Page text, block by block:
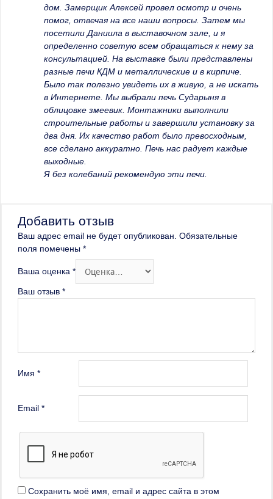
дом. Замерщик Алексей провел осмотр и очень
помог, отвечая на все наши вопросы. Затем мы
посетили Даниила в выставочном зале, и я
определенно советую всем обращаться к нему за
консультацией. На выставке были представлены
разные печи КДМ и металлические и в кирпиче.
Было так полезно увидеть их в живую, а не искать
в Интернете. Мы выбрали печь Сударыня в
облицовке змеевик. Монтажники выполнили
строительные работы и завершили установку за
два дня. Их качество работ было превосходным,
все сделано аккуратно. Печь нас радует каждые
выходные.
Я без колебаний рекомендую эти печи.
Добавить отзыв
Ваш адрес email не будет опубликован. Обязательные
поля помечены *
Ваша оценка *
Ваш отзыв *
Имя *
Email *
Сохранить моё имя, email и адрес сайта в этом